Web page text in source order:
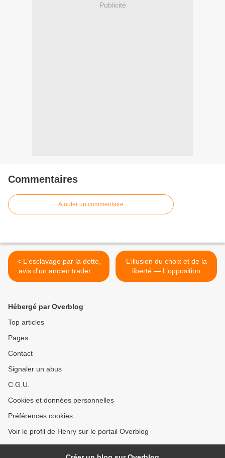
Publicité
Commentaires
Ajouter un commentaire
< L'esclavage par la dette,
avis d'un ancien trader et
études historiques
L’illusion du choix et de la
liberté — L’opposition
contrôlée est un
Hébergé par Overblog
Top articles
Pages
Contact
Signaler un abus
C.G.U.
Cookies et données personnelles
Préférences cookies
Voir le profil de Henry sur le portail Overblog